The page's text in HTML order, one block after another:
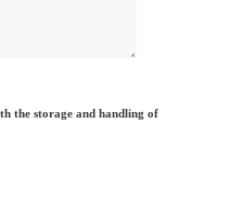
the storage and handling of